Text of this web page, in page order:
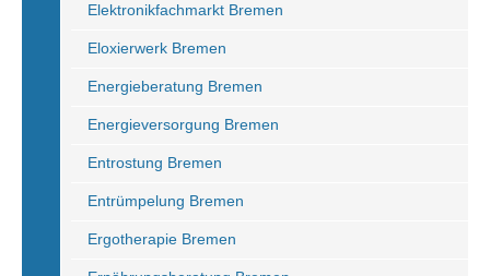
Elektronikfachmarkt Bremen
Eloxierwerk Bremen
Energieberatung Bremen
Energieversorgung Bremen
Entrostung Bremen
Entrümpelung Bremen
Ergotherapie Bremen